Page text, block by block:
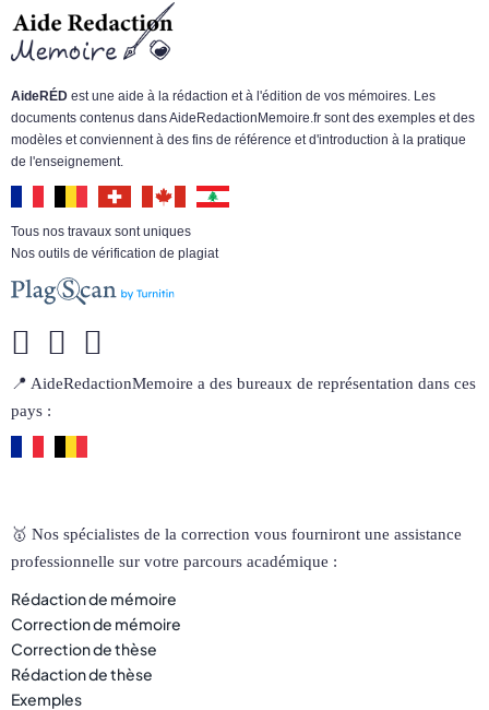
AideRÉD est une aide à la rédaction et à l'édition de vos mémoires. Les
documents contenus dans AideRedactionMemoire.fr sont des exemples et des
modèles et conviennent à des fins de référence et d'introduction à la pratique
de l'enseignement.
Tous nos travaux sont uniques
Nos outils de vérification de plagiat
📍 AideRedactionMemoire a des bureaux de représentation dans ces
pays :
🥇 Nos spécialistes de la correction vous fourniront une assistance
professionnelle sur votre parcours académique :
Rédaction de mémoire
Correction de mémoire
Correction de thèse
Rédaction de thèse
Exemples